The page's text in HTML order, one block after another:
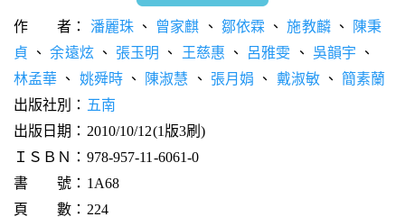
作 者： 潘麗珠、 曾家麒 、 鄒依霖 、施教麟、
陳秉
貞 、余遠炫、 張玉明 、 王慈惠 、 呂雅雯 、 吳韻宇 、
林孟華 、 姚舜時、 陳淑慧 、 張月娟 、 戴淑敏、簡素蘭
出版社別： 五南
出版日期：2010/10/12(1版3刷)
ＩＳＢＮ：978-957-11-6061-0
書 號：1A68
頁 數：224